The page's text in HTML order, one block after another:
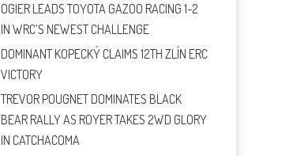
OGIER LEADS TOYOTA GAZOO RACING 1-2
IN WRC’S NEWEST CHALLENGE
DOMINANT KOPECKÝ CLAIMS 12TH ZLÍN ERC
VICTORY
TREVOR POUGNET DOMINATES BLACK
BEAR RALLY AS ROYER TAKES 2WD GLORY
IN CATCHACOMA